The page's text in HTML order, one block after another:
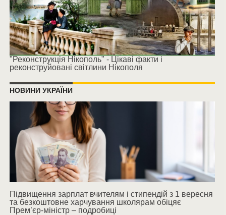
"Реконструкція Нікополь" - Цікаві факти і
реконструйовані світлини Нікополя
НОВИНИ УКРАЇНИ
Підвищення зарплат вчителям і стипендій з 1 вересня
та безкоштовне харчування школярам обіцяє
Прем’єр-міністр – подробиці